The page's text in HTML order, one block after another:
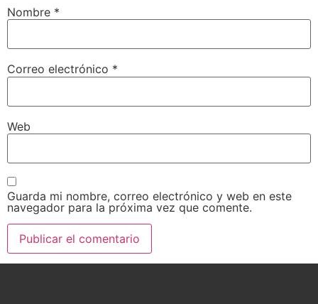
Nombre *
Correo electrónico *
Web
Guarda mi nombre, correo electrónico y web en este
navegador para la próxima vez que comente.